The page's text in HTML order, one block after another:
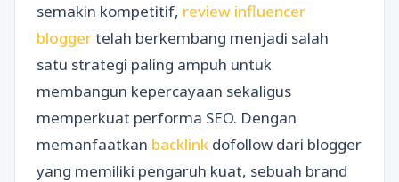
semakin kompetitif, review influencer
bloggertelah berkembang menjadi salah
satu strategi paling ampuh untuk
membangun kepercayaan sekaligus
memperkuat performa SEO. Dengan
memanfaatkan backlink dofollow dari blogger
yang memiliki pengaruh kuat, sebuah brand